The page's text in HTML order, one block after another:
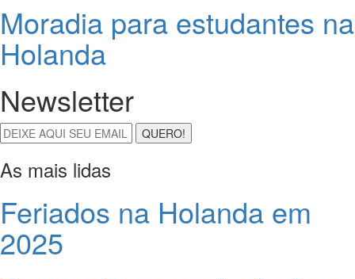
Moradia para estudantes na
Holanda
Newsletter
QUERO!
As mais lidas
Feriados na Holanda em
2025